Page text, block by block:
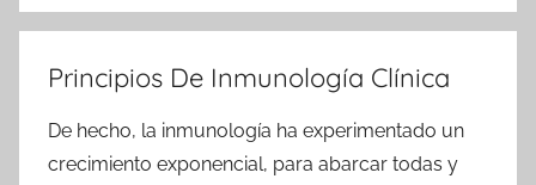
Principios De Inmunología Clínica
De hecho, la inmunología ha experimentado un
crecimiento exponencial, para abarcar todas y